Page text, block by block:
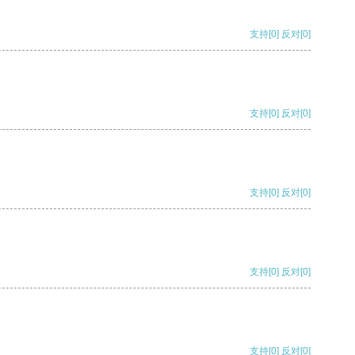
支持[0] 反对[0]
支持[0] 反对[0]
支持[0] 反对[0]
支持[0] 反对[0]
支持[0] 反对[0]